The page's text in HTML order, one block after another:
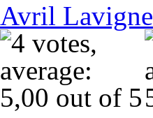
Avril Lavigne